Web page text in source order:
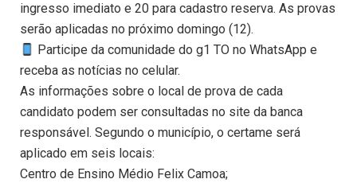
ingresso imediato e 20 para cadastro reserva. As provas
serão aplicadas no próximo domingo (12).
Participe da comunidade do g1 TO no WhatsApp e
receba as notícias no celular.
As informações sobre o local de prova de cada
candidato podem ser consultadas no site da banca
responsável. Segundo o município, o certame será
aplicado em seis locais:
Centro de Ensino Médio Felix Camoa;